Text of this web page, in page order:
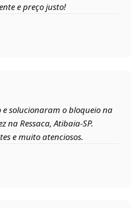
e preço justo!
solucionaram o bloqueio na
Ressaca, Atibaia‑SP.
e muito atenciosos.